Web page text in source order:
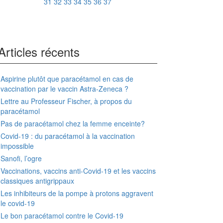
récents
Aspirine plutôt que paracétamol en cas de
vaccination par le vaccin Astra-Zeneca ?
Lettre au Professeur Fischer, à propos du
paracétamol
Pas de paracétamol chez la femme enceinte?
Covid-19 : du paracétamol à la vaccination
impossible
Sanofi, l’ogre
Vaccinations, vaccins anti-Covid-19 et les vaccins
classiques antigrippaux
Les inhibiteurs de la pompe à protons aggravent
le covid-19
Le bon paracétamol contre le Covid-19